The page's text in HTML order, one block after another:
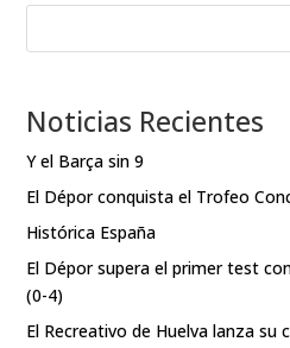
Noticias Recientes
Y el Barça sin 9
El Dépor conquista el Trofeo
Histórica España
El Dépor supera el primer test
(0-4)
El Recreativo de Huelva lanza su